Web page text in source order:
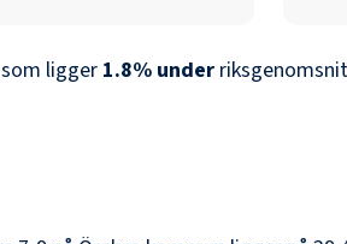
ligger 1.8% under